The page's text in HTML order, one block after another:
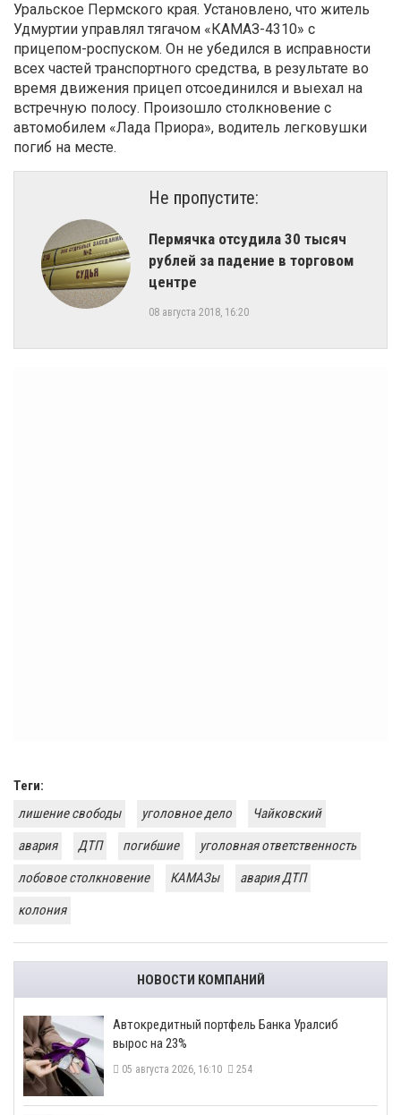
Уральское Пермского края. Установлено, что житель
Удмуртии управлял тягачом «КАМАЗ-4310» с
прицепом-роспуском. Он не убедился в исправности
всех частей транспортного средства, в результате во
время движения прицеп отсоединился и выехал на
встречную полосу. Произошло столкновение с
автомобилем «Лада Приора», водитель легковушки
погиб на месте.
Не пропустите:
Пермячка отсудила 30 тысяч
рублей за падение в торговом
центре
08 августа 2018, 16:20
Теги:
лишение свободы
уголовное дело
Чайковский
авария
ДТП погибшие
уголовная ответственность
лобовое столкновение
КАМАЗы
авария ДТП
колония
НОВОСТИ КОМПАНИЙ
​Автокредитный портфель Банка Уралсиб
вырос на 23%
05 августа 2026, 16:10 254